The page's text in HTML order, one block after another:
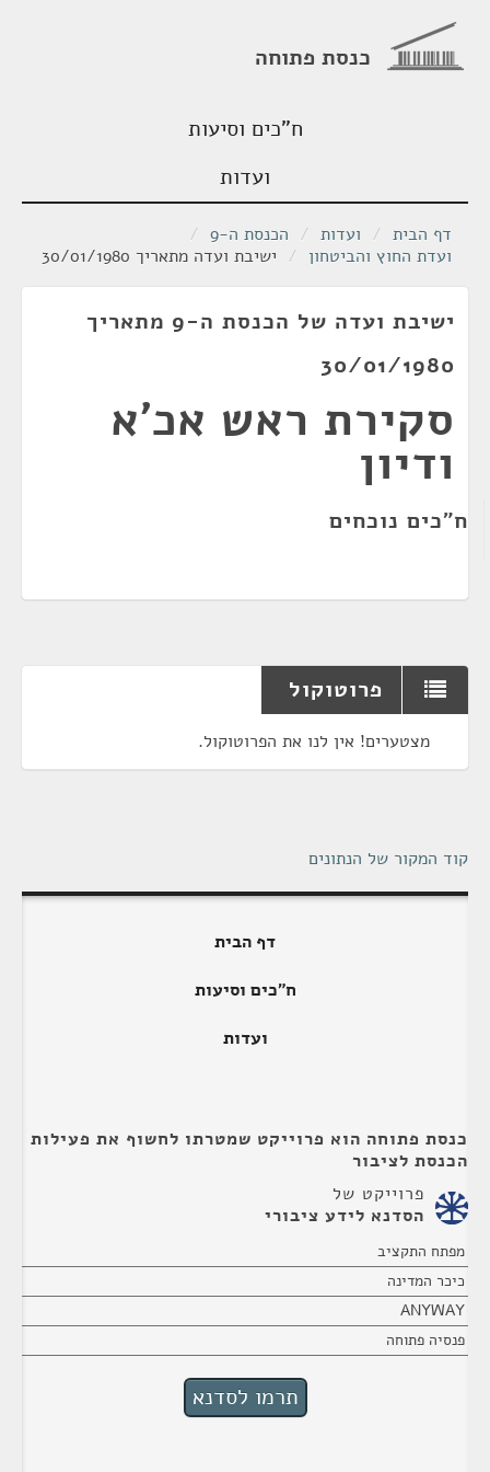
כנסת פתוחה
ח"כים וסיעות
ועדות
דף הבית / ועדות / הכנסת ה-9
/
ועדת החוץ והביטחון / ישיבת ועדה מתאריך 30/01/1980
ישיבת ועדה של הכנסת ה-9 מתאריך
30/01/1980
סקירת ראש אכ'א
ודיון
ח"כים נוכחים
פרוטוקול
מצטערים! אין לנו את הפרוטוקול.
קוד המקור של הנתונים
דף הבית
ח"כים וסיעות
ועדות
כנסת פתוחה הוא פרוייקט שמטרתו לחשוף את פעילות
הכנסת לציבור
פרוייקט של
הסדנא לידע ציבורי
מפתח התקציב
כיכר המדינה
ANYWAY
פנסיה פתוחה